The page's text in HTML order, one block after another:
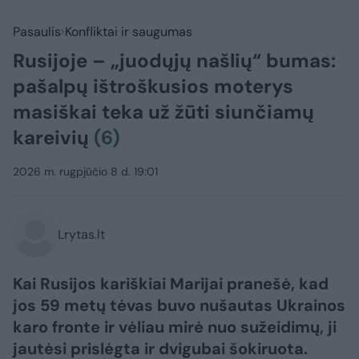
Pasaulis Konfliktai ir saugumas
Rusijoje – „juodųjų našlių“ bumas:
pašalpų ištroškusios moterys
masiškai teka už žūti siunčiamų
kareivių (6)
2026 m. rugpjūčio 8 d. 19:01
Lrytas.lt
Kai Rusijos kariškiai Marijai pranešė, kad
jos 59 metų tėvas buvo nušautas Ukrainos
karo fronte ir vėliau mirė nuo sužeidimų, ji
jautėsi prislėgta ir dvigubai šokiruota.